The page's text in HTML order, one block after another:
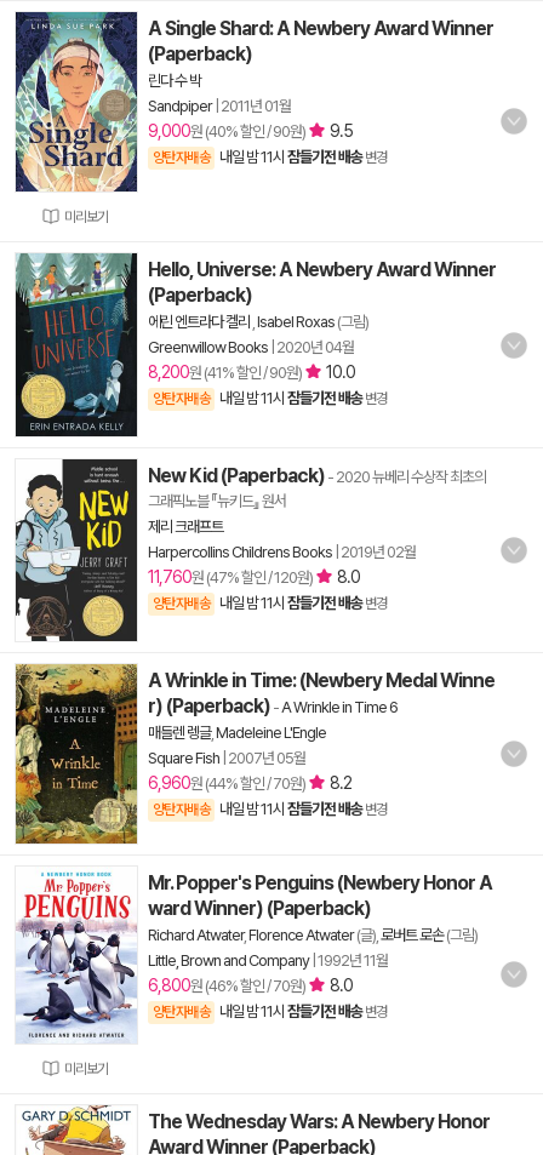
미리보기
A Single Shard: A Newbery Award Winner
(Paperback)
린다 수 박
Sandpiper| 2011년 01월
9,000원 (40% 할인 / 90원) 9.5
양탄자배송 내일 밤 11시 잠들기전 배송 변경
Hello, Universe: A Newbery Award Winner
(Paperback)
에린 엔트라다 켈리 Isabel Roxas (그림)
Greenwillow Books 2020년 04월
8,200원 (41% 할인 / 90원) 10.0
양탄자배송 내일 밤 11시 잠들기전 배송 변경
New Kid (Paperback) - 2020 뉴베리 수상작 최초의
그래픽노블 『뉴키드』 원서
제리 크래프트
Harpercollins Childrens Books 2019년 02월
11,760원 (47% 할인 / 120원) 8.0
양탄자배송 내일 밤 11시 잠들기전 배송 변경
A Wrinkle in Time: (Newbery Medal Winne
r) (Paperback) -A Wrinkle in Time 6
매들렌 렝글, Madeleine L'Engle
Square Fish 2007년 05월
6,960원 (44% 할인 / 70원) 8.2
양탄자배송 내일 밤 11시 잠들기전 배송 변경
미리보기
Mr. Popper's Penguins (Newbery Honor A
ward Winner) (Paperback)
Richard Atwater,Florence Atwater(글), 로버트 로손(그림)
Little, Brown and Company| 1992년 11월
6,800원 (46% 할인 / 70원) 8.0
양탄자배송 내일 밤 11시 잠들기전 배송 변경
The Wednesday Wars: A Newbery Honor
Award Winner (Paperback)